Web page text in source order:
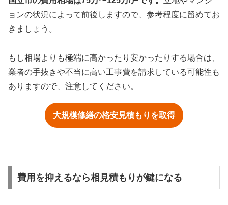
ョンの状況によって前後しますので、参考程度に留めてお
きましょう。
もし相場よりも極端に高かったり安かったりする場合は、
業者の手抜きや不当に高い工事費を請求している可能性も
ありますので、注意してください。
大規模修繕の格安見積もりを取得
費用を抑えるなら相見積もりが鍵になる